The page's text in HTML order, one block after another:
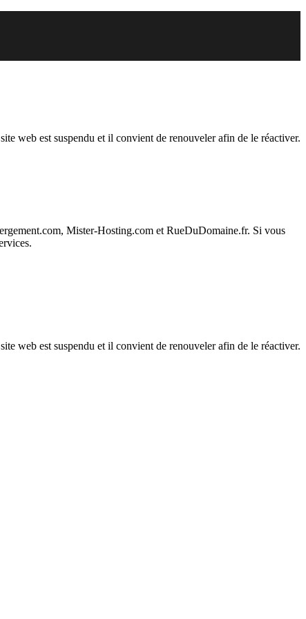
web est suspendu et il convient de renouveler afin de le réactiver.
Mister-Hosting.com et RueDuDomaine.fr. Si vous
web est suspendu et il convient de renouveler afin de le réactiver.